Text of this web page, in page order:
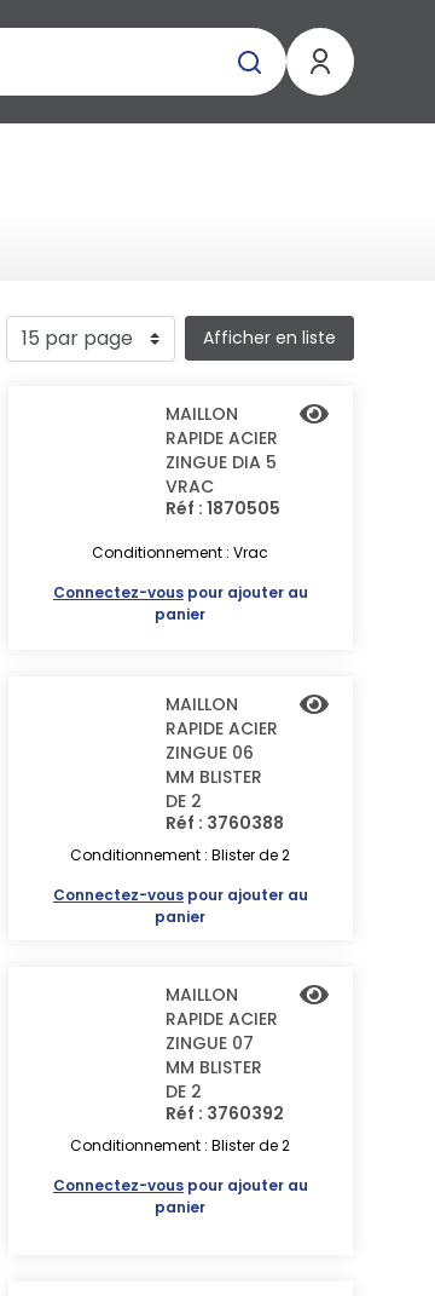
Afficher en liste
MAILLON
RAPIDE ACIER
ZINGUE DIA 5
VRAC
Réf : 1870505
Conditionnement : Vrac
Connectez-vouspour ajouter au
panier
MAILLON
RAPIDE ACIER
ZINGUE 06
MM BLISTER
DE 2
Réf : 3760388
Conditionnement : Blister de 2
Connectez-vouspour ajouter au
panier
MAILLON
RAPIDE ACIER
ZINGUE 07
MM BLISTER
DE 2
Réf : 3760392
Conditionnement : Blister de 2
Connectez-vouspour ajouter au
panier